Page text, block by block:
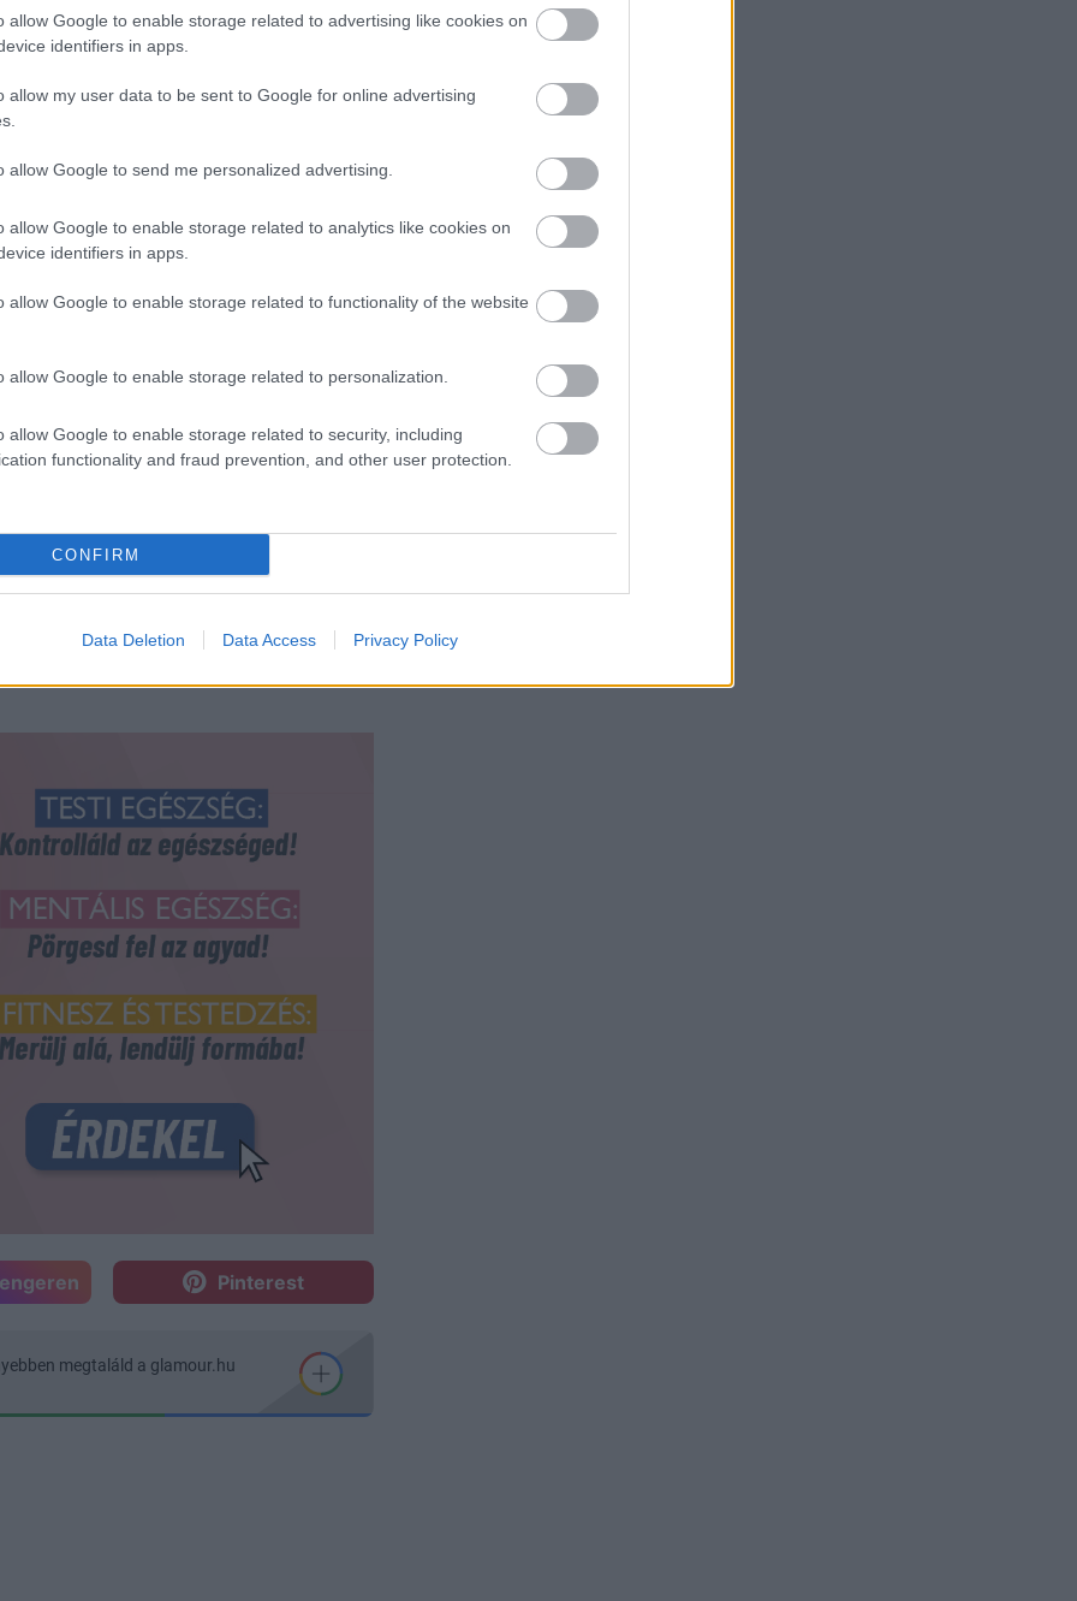
allow Google to enable storage related to advertising like cookies on
identifiers in apps.
allow my user data to be sent to Google for online advertising
allow Google to send me personalized advertising.
allow Google to enable storage related to analytics like cookies on
identifiers in apps.
allow Google to enable storage related to functionality of the website
allow Google to enable storage related to personalization.
allow Google to enable storage related to security, including
functionality and fraud prevention, and other user protection.
CONFIRM
Data Deletion Data Access Privacy Policy
a párodtól kellő segítséget a
helyességéről, tarts ki mellette,
egy kis időre van szükségük ehhez.
nincs tisztában anyagi
ez ma gondot okozhat számodra, és
mert más
és feszültségeidet pedig
dolgaid meggátoljanak a
fel a város legmenőbb
időt lerövidítheted oly módon, hogy
egyik haverodat, mutasson be
Pinterest
megtaláld a glamour.hu